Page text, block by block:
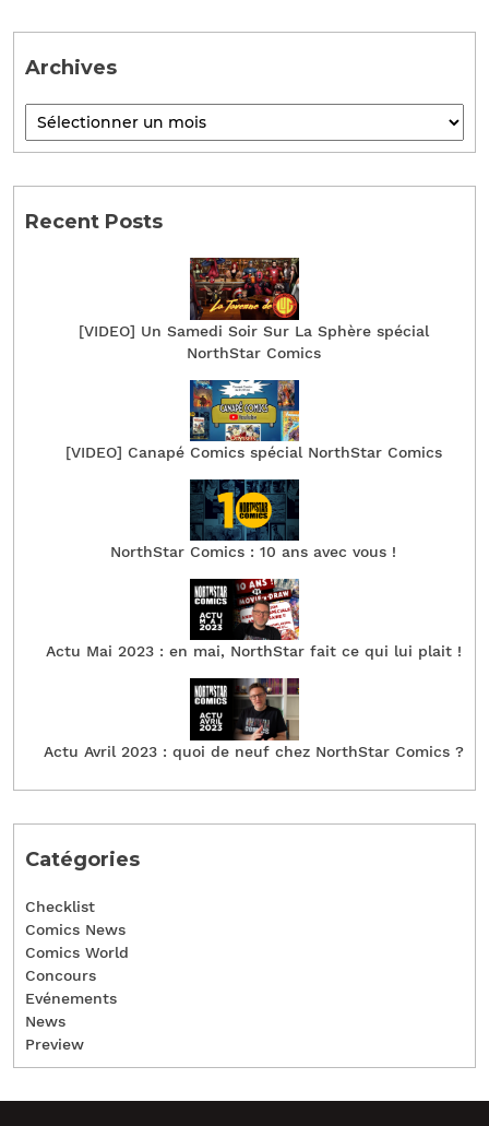
Archives
Recent Posts
[VIDEO] Un Samedi Soir Sur La Sphère spécial
NorthStar Comics
[VIDEO] Canapé Comics spécial NorthStar Comics
NorthStar Comics : 10 ans avec vous !
Actu Mai 2023 : en mai, NorthStar fait ce qui lui plait !
Actu Avril 2023 : quoi de neuf chez NorthStar Comics ?
Catégories
Checklist
Comics News
Comics World
Concours
Evénements
News
Preview